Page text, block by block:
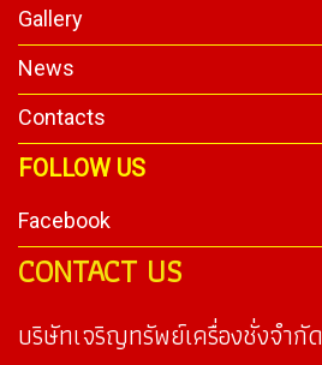
Gallery
News
Contacts
FOLLOW US
Facebook
CONTACT US
บริษัทเจริญทรัพย์เครื่องชั่งจำกัด